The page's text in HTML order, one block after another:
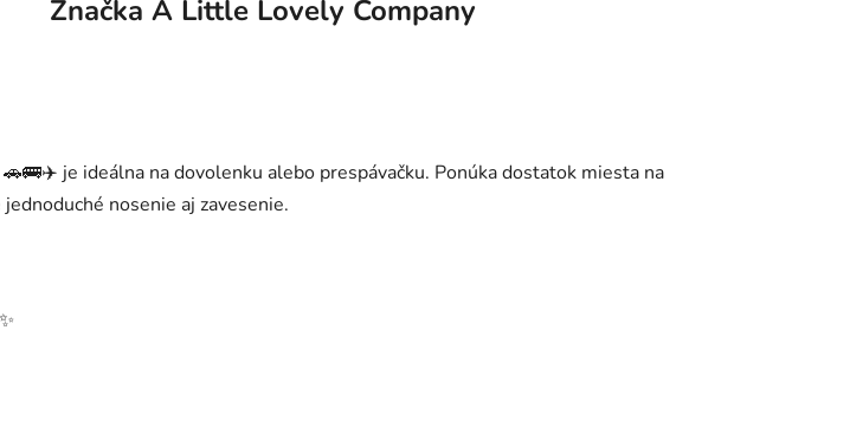
Značka A Little Lovely Company
je ideálna na dovolenku alebo prespávačku. Ponúka dostatok miesta na
nosenie aj zavesenie.